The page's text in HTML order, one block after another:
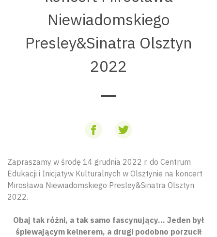
Niewiadomskiego
Presley&Sinatra Olsztyn
2022
Zapraszamy w środę 14 grudnia 2022 r. do Centrum
Edukacji i Inicjatyw Kulturalnych w Olsztynie na koncert
Mirosława Niewiadomskiego Presley&Sinatra Olsztyn
2022.
Obaj tak różni, a tak samo fascynujący… Jeden był
śpiewającym kelnerem, a drugi podobno porzucił